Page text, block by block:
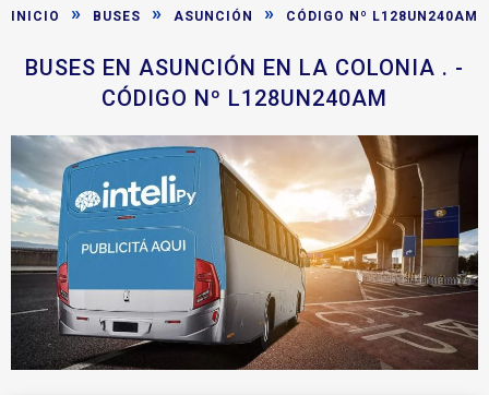
INICIO » BUSES » ASUNCIÓN » CÓDIGO Nº L128UN240AM
BUSES EN ASUNCIÓN EN LA COLONIA . -
CÓDIGO Nº L128UN240AM